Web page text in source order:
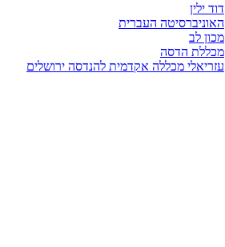
דוד ילין
האוניברסיטה העברית
מכון לב
מכללת הדסה
עזריאלי מכללה אקדמית להנדסה ירושלים